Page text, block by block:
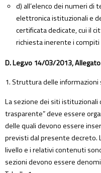
d) all’elenco dei numeri di
elettronica istituzionali e
certificata dedicate, cui il
richiesta inerente i
D. Leg.vo 14/03/2013, Allegato
1. Struttura delle
La sezione dei siti
trasparente” deve essere
delle quali devono essere
previsti dal presente decreto.
livello e i relativi contenuti
sezioni devono essere